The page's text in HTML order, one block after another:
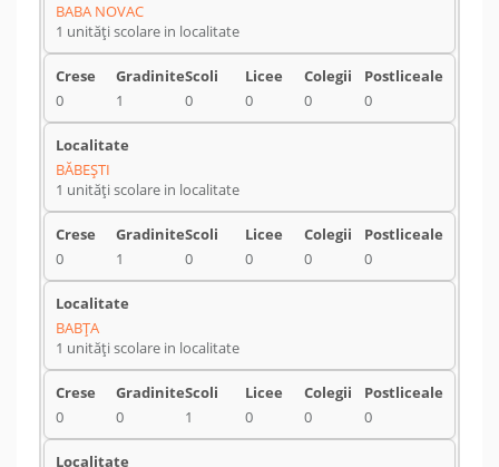
BABA NOVAC
1 unități scolare in localitate
0 1 0 0 0 0
BĂBEŞTI
1 unități scolare in localitate
0 1 0 0 0 0
BABŢA
1 unități scolare in localitate
0 0 1 0 0 0